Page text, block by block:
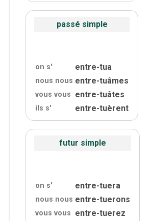
passé simple
on s' entre-tua
nous nous entre-tuâmes
vous vous entre-tuâtes
ils s' entre-tuèrent
futur simple
on s' entre-tuera
nous nous entre-tuerons
vous vous entre-tuerez